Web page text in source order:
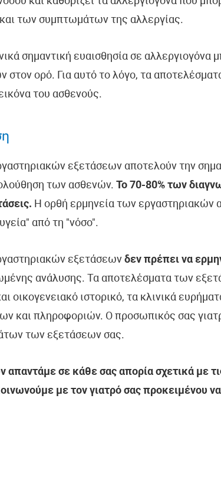
των συμπτωμάτων της αλλεργίας.
σημαντική ευαισθησία σε αλλεργιογόνα
στον ορό. Για αυτό το λόγο, τα
του ασθενούς.
εξετάσεων αποτελούν την
των ασθενών. Το 70-80% των
Η ορθή ερμηνεία των εργαστηριακών
από τη "νόσο".
εξετάσεων δεν πρέπει να
ανάλυσης. Τα αποτελέσματα των
οικογενειακό ιστορικό, τα κλινικά
και πληροφοριών. Ο προσωπικός σας
των εξετάσεων σας.
σε κάθε σας απορία σχετικά με
με τον γιατρό σας προκειμένου